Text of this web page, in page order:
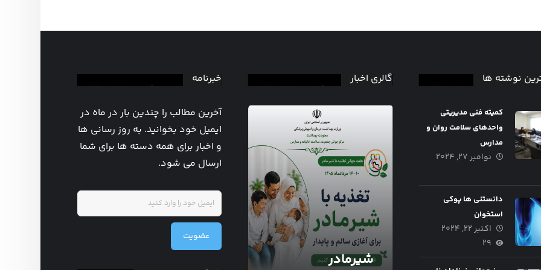
نوشته ها
کمیته فنی مدیریتی
واحدهای سلامت روان و
مدارس
نوامبر ۲۷, ۲۰۲۴
دانستنی ها پوکی
استخوان
اکتبر ۲۲, ۲۰۲۴
۲۹
گالری اخبار
روزشمار هفته
جهانی ترویج شیر
شیرمادر
هفته جهانی ترویج
شیر مادر
خبرنامه
آخرین مطالب را چندین بار در ماه در
ایمیل خود بخوانید. به روز رسانی ها
و اخبار برای همه دسته ها برای شما
ارسال می شود.
عضویت